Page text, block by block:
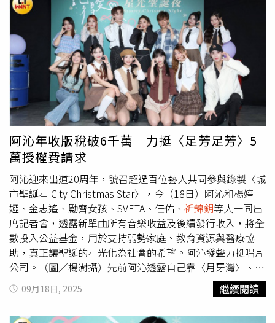
色細肩帶背心的穿著是在災區「擺拍美照」，稱她「搞得像
網美打卡點」。逼得祈錦鈅 出面自清，表示自己為了到花蓮
幫忙，自掏腰包買工具，又開了4個小時的夜車才抵達災
區，幾乎沒飲水、進食、上廁所，「擺拍我需要這麼辛苦
嗎？」還有人拿韓籍啦啦隊成員李多慧協助救災時全身「包
緊緊」的穿著攻擊她「學學李多慧，差在哪我就不多說了，
一個是擺拍一個是幫忙，是誰自己想。」祈錦鈅則PO初剛
到災區幫忙時，穿著外套彎腰鏟土的照片，解釋是後來熬不
住炎熱的天氣才脫掉外套。又指出救災現場一堆人穿運動內
衣，「很多他們講低調去的，身上超乾淨！他們乾淨成那
樣，然後我整個人都是泥灰」，結果仍遭撻伐，讓她委屈不
已，「為什麼要只針對我？這麼多年來，就是只有我做什麼
都是錯的。」 祈錦鈅指出，也有不少粉絲心疼她的遭遇，以
私訊安慰她，她都有看在眼裡，「反正事實是什麼，現場的
人知道，能多一雙手和一份力才是我的本心本意。」她還提
到，假設這次的風波能讓更多人關注災區需求，她願意承受
誤解。不過她也透露：「口出惡言沒帶點良心的，可以期待
收到一些存證信函了。」
阿沁年收版稅破6千萬 力挺〈足芳足芳〉5
萬授權費請求
阿沁迎來出道20周年，號召超過百位藝人共同參與錄製〈城
市聖誕星 City Christmas Star〉，今（18日）阿沁和楊婷
婭、金志遙、勵齊女孩、SVETA、任佑、 祈錦鈅等人一同出
席記者會，透露新單曲所有音樂收益及後續發行收入，將全
數投入公益基金，用於支持弱勢家庭、教育資源與醫療協
助，真正讓聖誕的星光化為社會的希望。阿沁發聲力挺唱片
公司。（圖／楊澍攝）先前阿沁透露自己靠〈月牙灣〉、
〈我很好騙〉等歌曲創作，每年版權收益破千萬，「這3、4
年版稅持續在增長，每年大概增長20%」。被問是否一年版
權費收入破3千萬，他笑說「方文山是我很多倍，一年詞曲
09月18日, 2025 繼續閱讀